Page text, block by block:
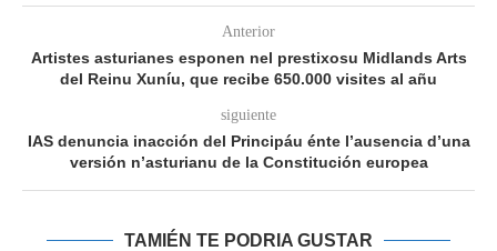
Anterior
Artistes asturianes esponen nel prestixosu Midlands Arts
del Reinu Xuníu, que recibe 650.000 visites al añu
siguiente
IAS denuncia inacción del Principáu énte l’ausencia d’una
versión n’asturianu de la Constitución europea
TAMIÉN TE PODRIA GUSTAR